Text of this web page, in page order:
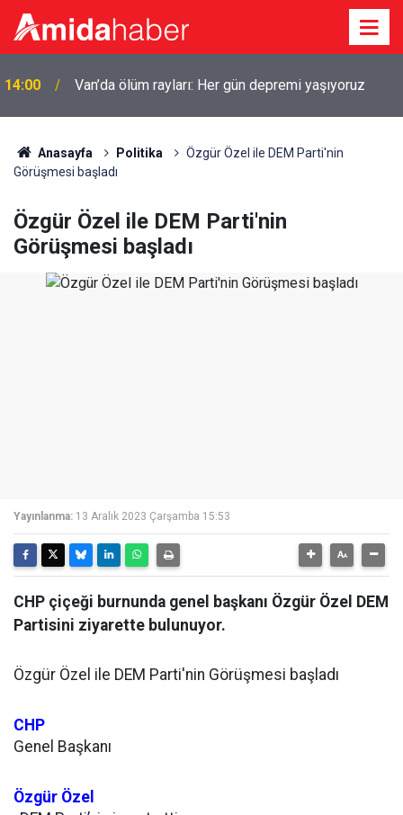
14:00 Van’da ölüm rayları: Her gün depremi yaşıyoruz
Anasayfa Politika
Özgür Özel ile DEM Parti'nin
Görüşmesi başladı
Özgür Özel ile DEM Parti'nin
Görüşmesi başladı
Yayınlanma: 13 Aralık 2023 Çarşamba 15:53
CHP çiçeği burnunda genel başkanı Özgür Özel DEM
Partisini ziyarette bulunuyor.
Özgür Özel ile DEM Parti'nin Görüşmesi başladı
CHP
Genel Başkanı
Özgür Özel